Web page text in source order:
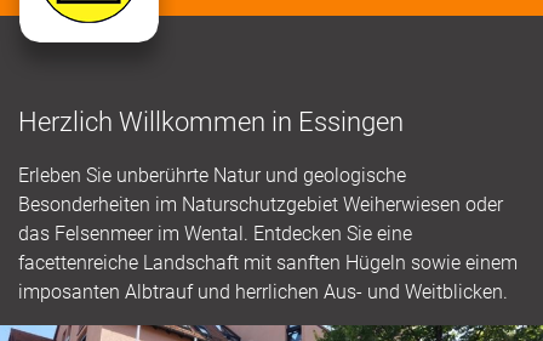
Herzlich Willkommen in Essingen
Erleben Sie unberührte Natur und geologische
Besonderheiten im Naturschutzgebiet Weiherwiesen oder
das Felsenmeer im Wental. Entdecken Sie eine
facettenreiche Landschaft mit sanften Hügeln sowie einem
imposanten Albtrauf und herrlichen Aus- und Weitblicken.